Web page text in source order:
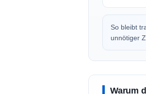
So bleibt
unnötiger
Warum